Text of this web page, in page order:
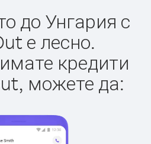
до Унгария с
е лесно.
кредити
можете да: